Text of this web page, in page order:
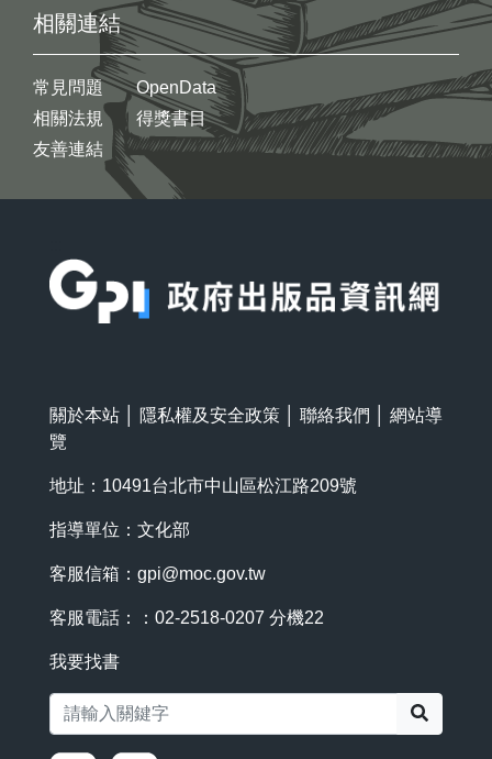
相關連結
常見問題
相關法規
友善連結
OpenData
得獎書目
關於本站 隱私權及安全政策 聯絡我們
網站導
覽
地址：10491台北市中山區松江路209號
指導單位：文化部
客服信箱： gpi@moc.gov.tw
客服電話：：02-2518-0207 分機22
我要找書